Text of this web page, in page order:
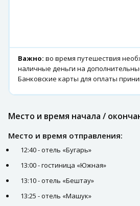
Важно: во время путешествия
наличные деньги на
Банковские карты для оплаты
Место и время начала /
Место и время отправления:
12:40 - отель «Бугарь»
13:00 - гостиница «Южная»
13:10 - отель «Бештау»
13:25 - отель «Машук»